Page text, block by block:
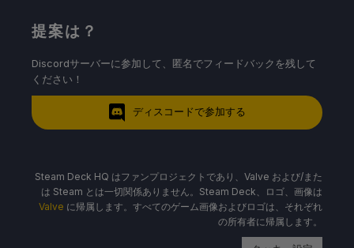
提案は？
Discordサーバーに参加して、匿名でフィードバックを残して
ください！
ディスコードで参加する
Steam Deck HQ はファンプロジェクトであり、Valve および/また
は Steam とは一切関係ありません。Steam Deck、ロゴ、画像は
Valve に帰属します。すべてのゲーム画像およびロゴは、それぞれ
の所有者に帰属します。